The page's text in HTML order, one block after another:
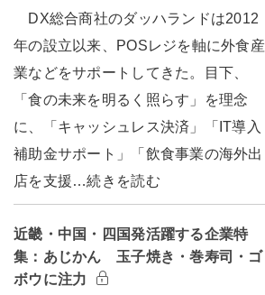
DX総合商社のダッハランドは2012
年の設立以来、POSレジを軸に外食産
業などをサポートしてきた。目下、
「食の未来を明るく照らす」を理念
に、「キャッシュレス決済」「IT導入
補助金サポート」「飲食事業の海外出
店を支援…続きを読む
近畿・中国・四国発活躍する企業特
集：あじかん 玉子焼き・巻寿司・ゴ
ボウに注力